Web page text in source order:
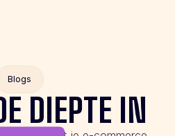
Blogs
DIEPTE IN